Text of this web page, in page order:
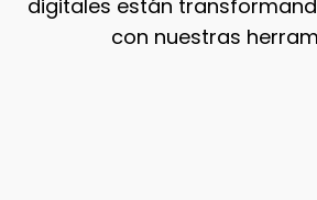
digitales están
con nuestras